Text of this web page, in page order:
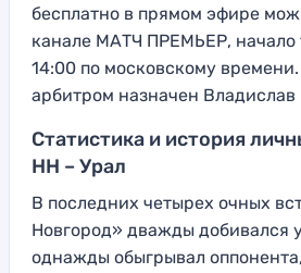
бесплатно в прямом эфире
канале МАТЧ ПРЕМЬЕР, начало
14:00 по московскому
арбитром назначен Владислав
Статистика и история
НН – Урал
В последних четырех очных
Новгород» дважды добивался
однажды обыгрывал